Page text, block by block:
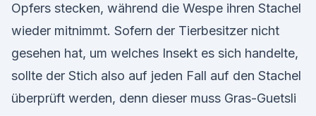
Opfers stecken, während die Wespe ihren Stachel
wieder mitnimmt. Sofern der Tierbesitzer nicht
gesehen hat, um welches Insekt es sich handelte,
sollte der Stich also auf jeden Fall auf den Stachel
überprüft werden, denn dieser muss Gras-Guetsli